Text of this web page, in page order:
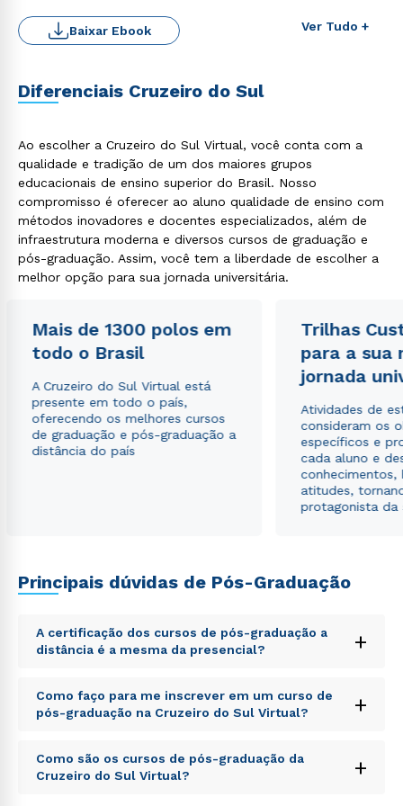
Ver Tudo +
Baixar Ebook
Diferenciais Cruzeiro do Sul
Ao escolher a Cruzeiro do Sul Virtual, você conta com a
qualidade e tradição de um dos maiores grupos
educacionais de ensino superior do Brasil. Nosso
compromisso é oferecer ao aluno qualidade de ensino com
métodos inovadores e docentes especializados, além de
infraestrutura moderna e diversos cursos de graduação e
pós-graduação. Assim, você tem a liberdade de escolher a
melhor opção para sua jornada universitária.
Mais de 1300 polos em
todo o Brasil
A Cruzeiro do Sul Virtual está
presente em todo o país,
oferecendo os melhores cursos
de graduação e pós-graduação a
distância do país
Trilhas
para a sua
jornada
Atividades de
consideram os
específicos e
cada aluno e
conhecimentos,
atitudes,
protagonista da
Principais dúvidas de Pós-Graduação
A certificação dos cursos de pós-graduação a
distância é a mesma da presencial?
+
Sed ut perspiciatis unde omnis iste natus error sit
voluptatem accusantium doloremque laudantium,
totam rem aperiam, eaque ipsa quae ab illo inventore
explicabo. Nemo enim ipsam voluptatem quia
voluptas sit aspernatur aut odit aut fugit, sed quia
Como faço para me inscrever em um curso de
pós-graduação na Cruzeiro do Sul Virtual?
+
Sed ut perspiciatis unde omnis iste natus error sit
voluptatem accusantium doloremque laudantium,
Como são os cursos de pós-graduação da
Cruzeiro do Sul Virtual?
+
Rápido e fácil
WhatsApp
ou
Estou de acordo com a Política de Privacidade.e
autorizo que meus dados sejam utilizados para o
envio de conteúdos da Cruzeiro do Sul.